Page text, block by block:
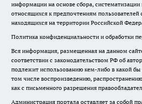
информации на основе сбора, систематизации
относящихся к предпочтениям пользователей
находящихся на территории Российской
Политика конфиденциальности и обработки
Вся информация, размещенная на данном
соответствии с законодательством РФ об
подлежит использованию кем-либо в какой
том числе воспроизведению,
как с письменного разрешения
Администрация портала оставляет за собой